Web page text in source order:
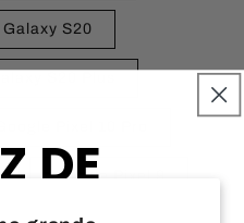
Galaxy S20
Google Pixel 9
DE